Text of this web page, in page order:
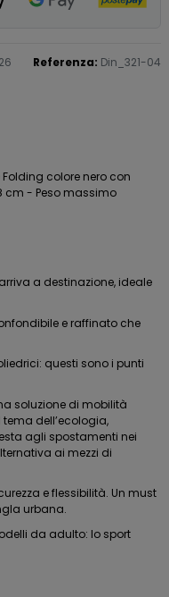
Referenza: Din_321-04
colore nero con
cm - Peso massimo
a destinazione, ideale
e raffinato che
questi sono i punti
soluzione di mobilità
dell’ecologia,
agli spostamenti nei
ai mezzi di
e flessibilità. Un must
urbana.
da adulto: lo sport